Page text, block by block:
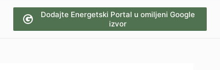
Dodajte Energetski Portal u omiljeni Google
izvor